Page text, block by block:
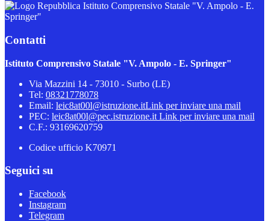
Istituto Comprensivo Statale "V. Ampolo - E.
Springer"
Contatti
Istituto Comprensivo Statale "V. Ampolo - E. Springer"
Via Mazzini 14 - 73010 - Surbo (LE)
Tel: 08321778078
Email: leic8at00l@istruzione.itLink per inviare una mail
PEC: leic8at00l@pec.istruzione.it Link per inviare una mail
C.F.: 93169620759
Codice ufficio K70971
Seguici su
Facebook
Instagram
Telegram